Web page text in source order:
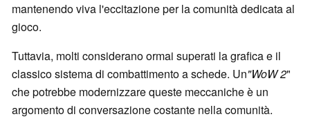
mantenendo viva l'eccitazione per la comunità dedicata al
gioco.
Tuttavia, molti considerano ormai superati la grafica e il
classico sistema di combattimento a schede. Un"WoW 2"
che potrebbe modernizzare queste meccaniche è un
argomento di conversazione costante nella comunità.